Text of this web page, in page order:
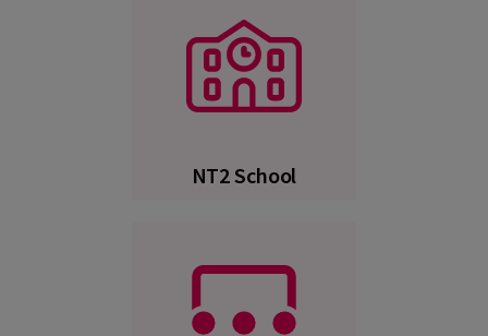
NT2 School